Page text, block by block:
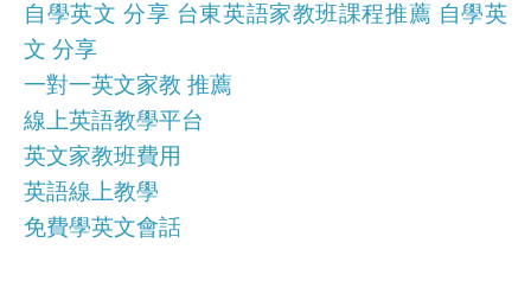
自學英文 分享 台東英語家教班課程推薦 自學英
文 分享
一對一英文家教 推薦
線上英語教學平台
英文家教班費用
英語線上教學
免費學英文會話